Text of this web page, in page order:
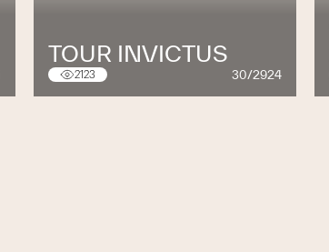
TOUR INVICTUS
2123 30/2924